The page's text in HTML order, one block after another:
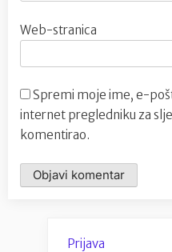
Web-stranica
Spremi moje ime, e-
internet pregledniku za
komentirao.
Prijava